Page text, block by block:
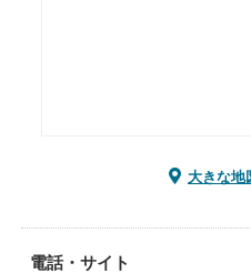
大きな地
電話・サイト